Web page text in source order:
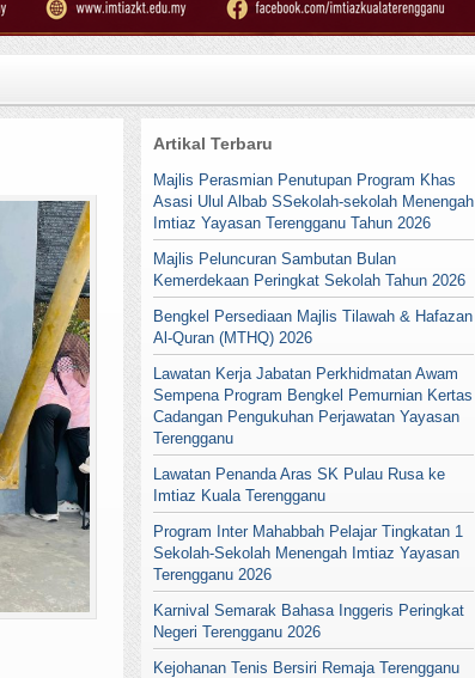
Artikal Terbaru
Majlis Perasmian Penutupan Program Khas
Asasi Ulul Albab SSekolah-sekolah Menengah
Imtiaz Yayasan Terengganu Tahun 2026
Majlis Peluncuran Sambutan Bulan
Kemerdekaan Peringkat Sekolah Tahun 2026
Bengkel Persediaan Majlis Tilawah & Hafazan
Al-Quran (MTHQ) 2026
Lawatan Kerja Jabatan Perkhidmatan Awam
Sempena Program Bengkel Pemurnian Kertas
Cadangan Pengukuhan Perjawatan Yayasan
Terengganu
Lawatan Penanda Aras SK Pulau Rusa ke
Imtiaz Kuala Terengganu
Program Inter Mahabbah Pelajar Tingkatan 1
Sekolah-Sekolah Menengah Imtiaz Yayasan
Terengganu 2026
Karnival Semarak Bahasa Inggeris Peringkat
Negeri Terengganu 2026
Kejohanan Tenis Bersiri Remaja Terengganu